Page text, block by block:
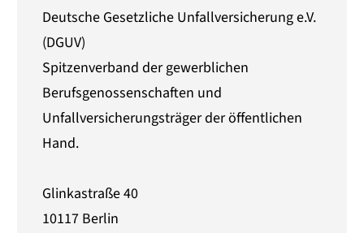
Deutsche Gesetzliche Unfallversicherung e.V.
(DGUV)
Spitzenverband der gewerblichen
Berufsgenossenschaften und
Unfallversicherungsträger der öffentlichen
Hand.
Glinkastraße 40
10117 Berlin